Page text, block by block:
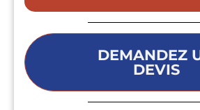
DEMANDEZ
DEVIS